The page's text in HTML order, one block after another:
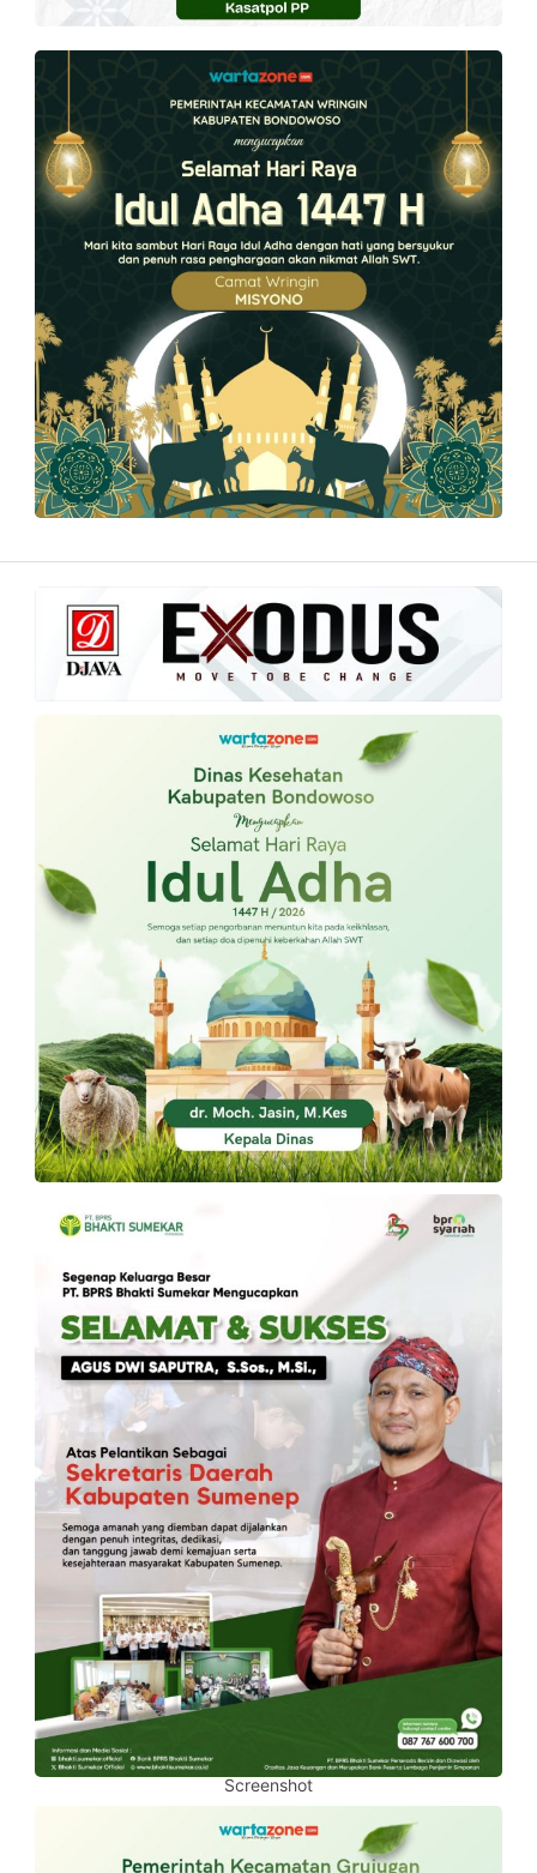
Screenshot